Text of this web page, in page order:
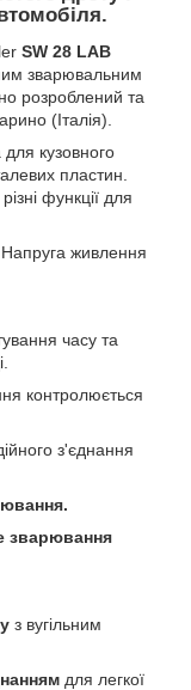
SW 28 LAB
зварювальним
розроблений та
(Італія).
кузовного
пластин.
функції для
живлення
часу та
контролюється
з'єднання
зварювання
з вугільним
для легкої